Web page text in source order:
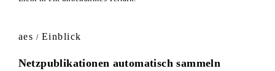
aes / Einblick
Netzpublikationen automatisch sammeln